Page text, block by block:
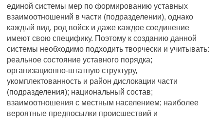
единой системы мер по формированию уставных
взаимоотношений в части (подразделении), однако
каждый вид, род войск и даже каждое соединение
имеют свою специфику. Поэтому к созданию данной
системы необходимо подходить творчески и учитывать:
реальное состояние уставного порядка;
организационно-штатную структуру,
укомплектованность и район дислокации части
(подразделения); национальный состав;
взаимоотношения с местным населением; наиболее
вероятные предпосылки происшествий и